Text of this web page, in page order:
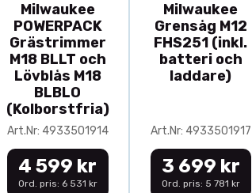
Milwaukee
POWERPACK
Grästrimmer
M18 BLLT och
Lövblås M18
BLBLO
(Kolborstfria)
Art.Nr: 4933501914
4 599 kr
Ord. pris: 6 531 kr
Milwaukee
Grensåg M12
FHS251 (inkl.
batteri och
laddare)
Art.Nr: 4933501917
3 699 kr
Ord. pris: 5 781 kr